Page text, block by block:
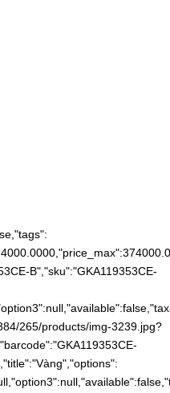
B","sku":"GKA119353CE-
265/products/img-3239.jpg?